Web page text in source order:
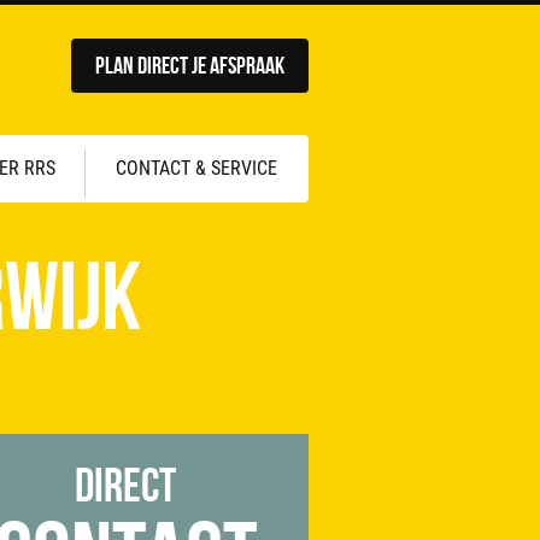
Plan direct je afspraak
RRS CONTACT & SERVICE
Direct